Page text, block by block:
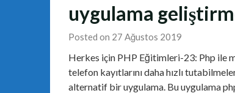
uygulama
Posted on 27 Ağustos 2019
Herkes için PHP Eğitimleri-23: Php ile
telefon kayıtlarını daha hızlı
alternatif bir uygulama. Bu uygulama